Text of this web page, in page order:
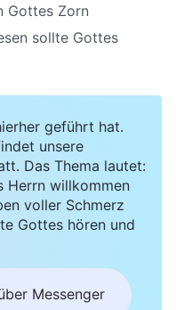
Gottes Zorn
sollte Gottes
geführt hat.
unsere
Das Thema lautet:
Herrn willkommen
voller Schmerz
Gottes hören und
Messenger